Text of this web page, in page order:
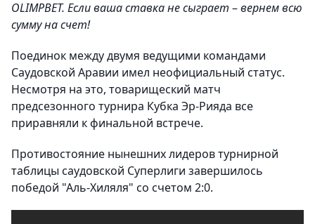
OLIMPBET. Если ваша ставка не сыграет –вернем всю
сумму на счeт!
Поединок между двумя ведущими командами
Саудовской Аравии имел неофициальный статус.
Несмотря на это, товарищеский матч
предсезонного турнира Кубка Эр-Рияда все
приравняли к финальной встрече.
Противостояние нынешних лидеров турнирной
таблицы саудовской Суперлиги завершилось
победой "Аль-Хиляля" со счетом 2:0.